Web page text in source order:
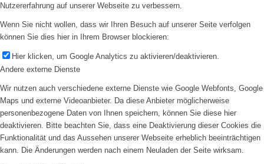
Nutzererfahrung auf unserer Webseite zu verbessern.
Wenn Sie nicht wollen, dass wir Ihren Besuch auf unserer Seite verfolgen
können Sie dies hier in Ihrem Browser blockieren:
Hier klicken, um Google Analytics zu aktivieren/deaktivieren.
Andere externe Dienste
Wir nutzen auch verschiedene externe Dienste wie Google Webfonts, Google
Maps und externe Videoanbieter. Da diese Anbieter möglicherweise
personenbezogene Daten von Ihnen speichern, können Sie diese hier
deaktivieren. Bitte beachten Sie, dass eine Deaktivierung dieser Cookies die
Funktionalität und das Aussehen unserer Webseite erheblich beeinträchtigen
kann. Die Änderungen werden nach einem Neuladen der Seite wirksam.